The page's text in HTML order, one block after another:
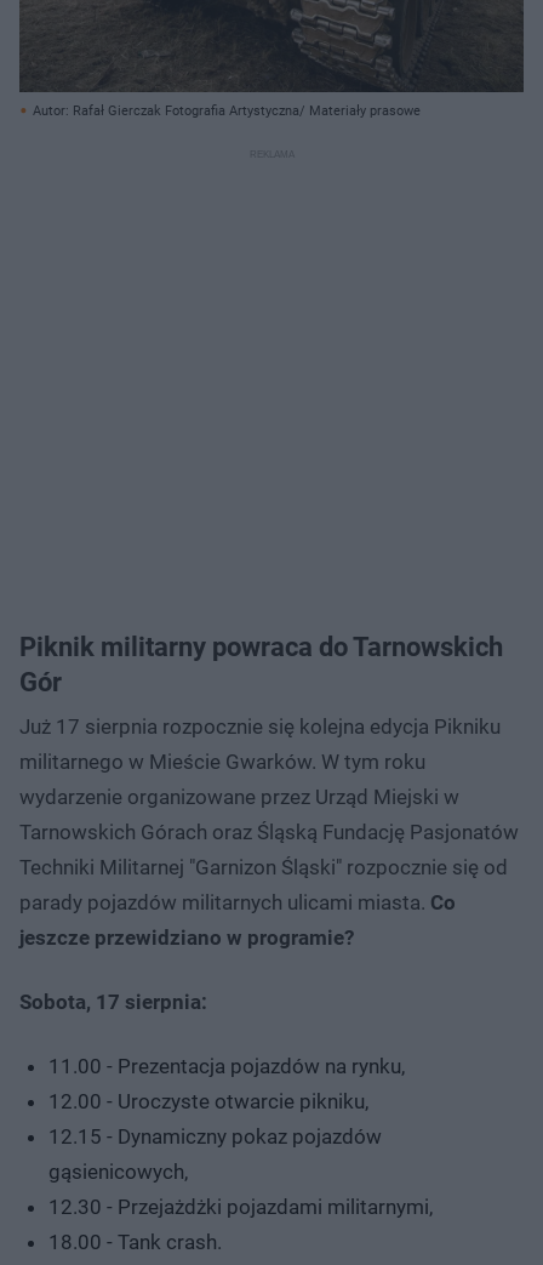
Autor: Rafał Gierczak Fotografia Artystyczna/ Materiały prasowe
Piknik militarny powraca do Tarnowskich
Gór
Już 17 sierpnia rozpocznie się kolejna edycja Pikniku
militarnego w Mieście Gwarków. W tym roku
wydarzenie organizowane przez Urząd Miejski w
Tarnowskich Górach oraz Śląską Fundację Pasjonatów
Techniki Militarnej "Garnizon Śląski" rozpocznie się od
parady pojazdów militarnych ulicami miasta. Co
jeszcze przewidziano w programie?
Sobota, 17 sierpnia:
11.00 - Prezentacja pojazdów na rynku,
12.00 - Uroczyste otwarcie pikniku,
12.15 - Dynamiczny pokaz pojazdów
gąsienicowych,
12.30 - Przejażdżki pojazdami militarnymi,
18.00 - Tank crash.